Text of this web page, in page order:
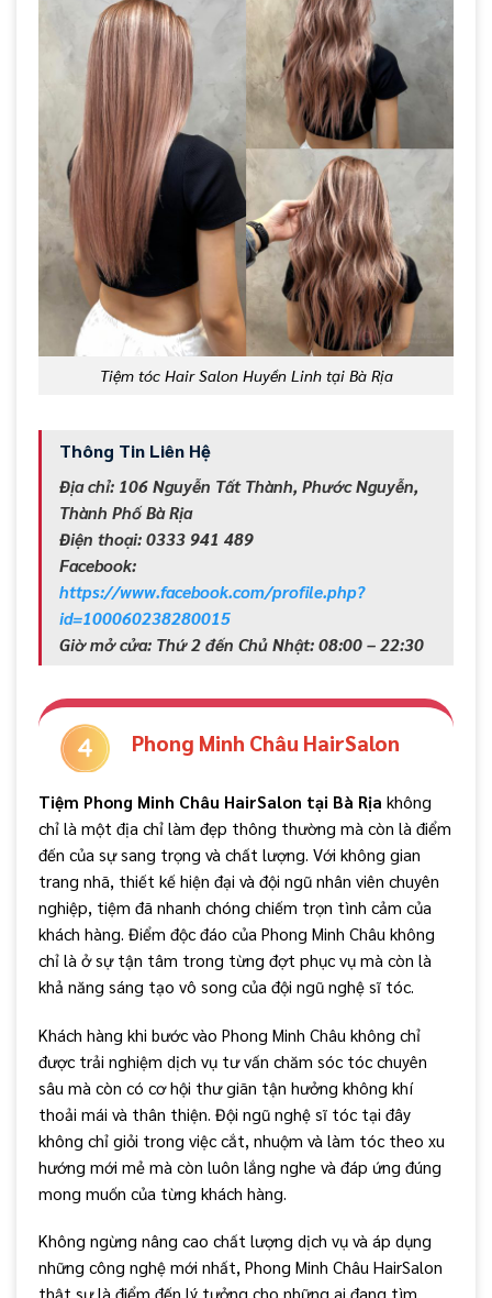
Tiệm tóc Hair Salon Huyền Linh tại Bà Rịa
Thông Tin Liên Hệ
Địa chỉ: 106 Nguyễn Tất Thành, Phước Nguyễn,
Thành Phố Bà Rịa
Điện thoại: 0333 941 489
Facebook:
https://www.facebook.com/profile.php?
id=100060238280015
Giờ mở cửa: Thứ 2 đến Chủ Nhật: 08:00 – 22:30
Phong Minh Châu HairSalon
Tiệm Phong Minh Châu HairSalon tại Bà Rịa không
chỉ là một địa chỉ làm đẹp thông thường mà còn là điểm
đến của sự sang trọng và chất lượng. Với không gian
trang nhã, thiết kế hiện đại và đội ngũ nhân viên chuyên
nghiệp, tiệm đã nhanh chóng chiếm trọn tình cảm của
khách hàng. Điểm độc đáo của Phong Minh Châu không
chỉ là ở sự tận tâm trong từng đợt phục vụ mà còn là
khả năng sáng tạo vô song của đội ngũ nghệ sĩ tóc.
Khách hàng khi bước vào Phong Minh Châu không chỉ
được trải nghiệm dịch vụ tư vấn chăm sóc tóc chuyên
sâu mà còn có cơ hội thư giãn tận hưởng không khí
thoải mái và thân thiện. Đội ngũ nghệ sĩ tóc tại đây
không chỉ giỏi trong việc cắt, nhuộm và làm tóc theo xu
hướng mới mẻ mà còn luôn lắng nghe và đáp ứng đúng
mong muốn của từng khách hàng.
Không ngừng nâng cao chất lượng dịch vụ và áp dụng
những công nghệ mới nhất, Phong Minh Châu HairSalon